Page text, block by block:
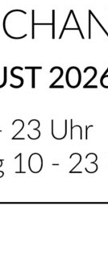
Die Gastronomie